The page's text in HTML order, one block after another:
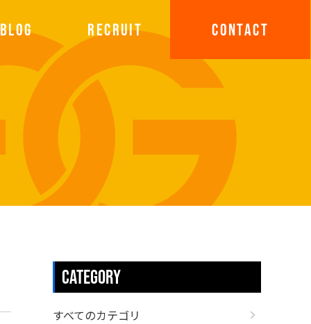
BLOG RECRUIT CONTACT
CATEGORY
すべてのカテゴリ